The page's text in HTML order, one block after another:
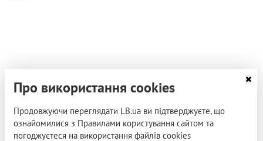
Про використання cookies
Продовжуючи переглядати LB.ua ви підтверджуєте, що
ознайомилися з Правилами користування сайтом та
погоджуєтеся на використання файлів cookies